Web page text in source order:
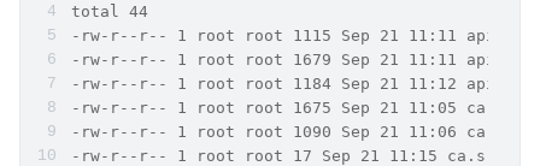
total 44
-rw-r--r-- 1 root root 1115 Sep 21 11:11
-rw-r--r-- 1 root root 1679 Sep 21 11:11
-rw-r--r-- 1 root root 1184 Sep 21 11:12
-rw-r--r-- 1 root root 1675 Sep 21 11:05 ca-
-rw-r--r-- 1 root root 1090 Sep 21 11:06 ca.pem
-rw-r--r-- 1 root root 17 Sep 21 11:15 ca.srl